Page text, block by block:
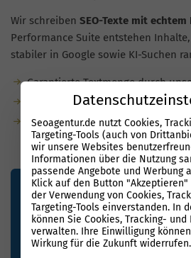
Wir schreiben SEO-Texte mit
Performance Suite entstehen
stabiler in Google sowie KI-Suchen
Garantierte Textmenge durch
Bis zu 80% weniger Aufwand
Für KI-Suchen optimiert:
Tiefe, klare Struktur
Seoagentur.de nutzt Cookies,
Targeting-Tools (auch von
wir unsere Websites
Informationen über die Nutzung
passende Angebote und Werbung
Klick auf den Button
der Verwendung von Cookies,
Targeting-Tools einverstanden. In
können Sie Cookies, Tracking- und
verwalten. Ihre Einwilligung
Wirkung für die Zukunft widerrufen.